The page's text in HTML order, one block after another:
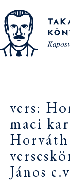
vers:
maci
Horváth
János